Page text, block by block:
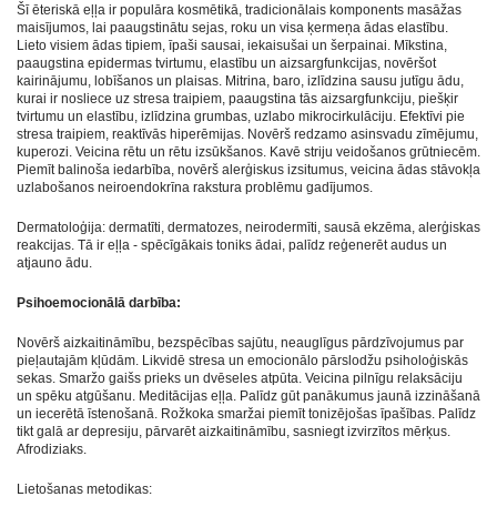
Šī ēteriskā eļļa ir populāra kosmētikā, tradicionālais komponents masāžas
maisījumos, lai paaugstinātu sejas, roku un visa ķermeņa ādas elastību.
Lieto visiem ādas tipiem, īpaši sausai, iekaisušai un šerpainai. Mīkstina,
paaugstina epidermas tvirtumu, elastību un aizsargfunkcijas, novēršot
kairinājumu, lobīšanos un plaisas. Mitrina, baro, izlīdzina sausu jutīgu ādu,
kurai ir nosliece uz stresa traipiem, paaugstina tās aizsargfunkciju, piešķir
tvirtumu un elastību, izlīdzina grumbas, uzlabo mikrocirkulāciju. Efektīvi pie
stresa traipiem, reaktīvās hiperēmijas. Novērš redzamo asinsvadu zīmējumu,
kuperozi. Veicina rētu un rētu izsūkšanos. Kavē striju veidošanos grūtniecēm.
Piemīt balinoša iedarbība, novērš alerģiskus izsitumus, veicina ādas stāvokļa
uzlabošanos neiroendokrīna rakstura problēmu gadījumos.
Dermatoloģija: dermatīti, dermatozes, neirodermīti, sausā ekzēma, alerģiskas
reakcijas. Tā ir eļļa - spēcīgākais toniks ādai, palīdz reģenerēt audus un
atjauno ādu.
Psihoemocionālā darbība:
Novērš aizkaitināmību, bezspēcības sajūtu, neauglīgus pārdzīvojumus par
pieļautajām kļūdām. Likvidē stresa un emocionālo pārslodžu psiholoģiskās
sekas. Smaržo gaišs prieks un dvēseles atpūta. Veicina pilnīgu relaksāciju
un spēku atgūšanu. Meditācijas eļļa. Palīdz gūt panākumus jaunā izzināšanā
un iecerētā īstenošanā. Rožkoka smaržai piemīt tonizējošas īpašības. Palīdz
tikt galā ar depresiju, pārvarēt aizkaitināmību, sasniegt izvirzītos mērķus.
Afrodiziaks.
Lietošanas metodikas: